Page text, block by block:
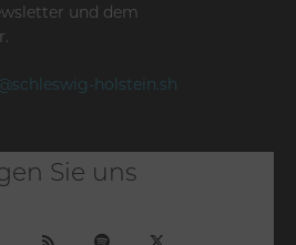
und dem
holstein.sh
Sie uns